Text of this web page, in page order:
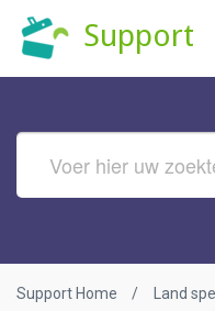
Support
Support Home Land